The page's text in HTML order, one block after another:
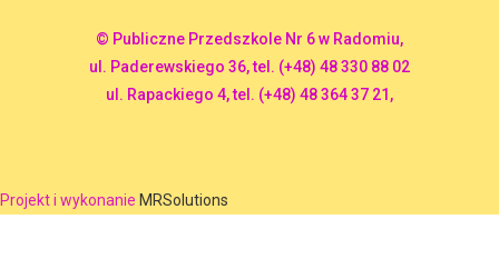
© Publiczne Przedszkole Nr 6 w Radomiu,
ul. Paderewskiego 36, tel. (+48) 48 330 88 02
ul. Rapackiego 4, tel. (+48) 48 364 37 21,
Projekt i wykonanie MRSolutions